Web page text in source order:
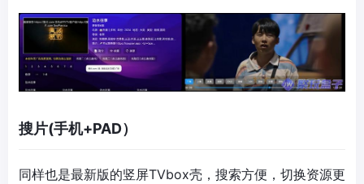
搜片(手机+PAD）
同样也是最新版的竖屏TVbox壳，搜索方便，切换资源更